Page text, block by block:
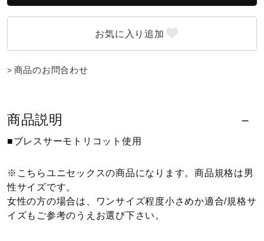
ライフスタイルグッズ
寝具／ミズノスリープ
サポーター
商品のお問合わせ
商品説明
■ブレスサーモトリコット使用
※こちらユニセックスの商品になります。商品規格は男
性サイズです。
女性の方の場合は、ワンサイズ程度小さめか適合/規格サ
イズもご参考のうえお選び下さい。